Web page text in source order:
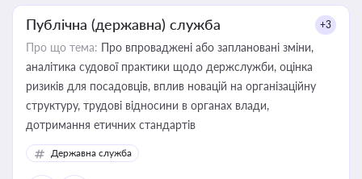
Публічна (державна) служба +3
Про що тема: Про впроваджені або заплановані зміни,
аналітика судової практики щодо держслужби, оцінка
ризиків для посадовців, вплив новацій на організаційну
структуру, трудові відносини в органах влади,
дотримання етичних стандартів
Державна служба